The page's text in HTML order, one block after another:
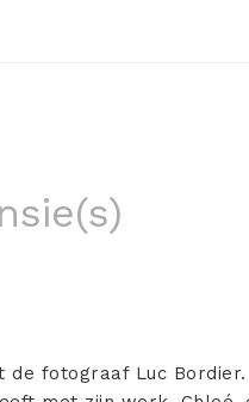
de fotograaf Luc Bordier.